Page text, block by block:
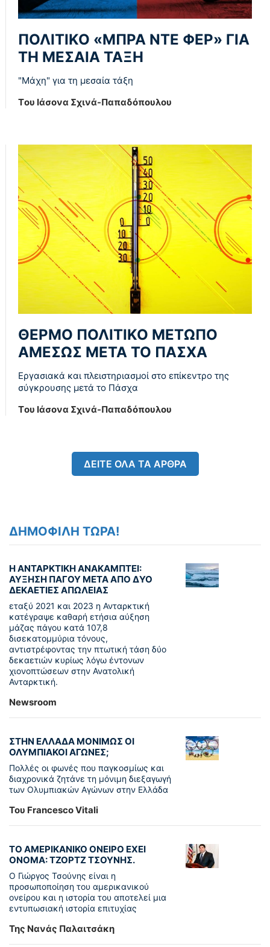
ΠΟΛΙΤΙΚΟ «ΜΠΡΑ ΝΤΕ ΦΕΡ» ΓΙΑ
ΤΗ ΜΕΣΑΙΑ ΤΑΞΗ
"Μάχη" για τη μεσαία τάξη
Tου Ιάσονα Σχινά-Παπαδόπουλου
ΘΕΡΜΟ ΠΟΛΙΤΙΚΟ ΜΕΤΩΠΟ
ΑΜΕΣΩΣ ΜΕΤΑ ΤΟ ΠΑΣΧΑ
Εργασιακά και πλειστηριασμοί στο επίκεντρο της
σύγκρουσης μετά το Πάσχα
Tου Ιάσονα Σχινά-Παπαδόπουλου
ΔΕΙΤΕ ΟΛΑ ΤΑ ΑΡΘΡΑ
ΔΗΜΟΦΙΛΗ ΤΩΡΑ!
Η ΑΝΤΑΡΚΤΙΚΗ ΑΝΑΚΑΜΠΤΕΙ:
ΑΥΞΗΣΗ ΠΑΓΟΥ ΜΕΤΑ ΑΠΟ ΔΥΟ
ΔΕΚΑΕΤΙΕΣ ΑΠΩΛΕΙΑΣ
εταξύ 2021 και 2023 η Ανταρκτική
κατέγραψε καθαρή ετήσια αύξηση
μάζας πάγου κατά 107,8
δισεκατομμύρια τόνους,
αντιστρέφοντας την πτωτική τάση δύο
δεκαετιών κυρίως λόγω έντονων
χιονοπτώσεων στην Ανατολική
Ανταρκτική.
Newsroom
ΣΤΗΝ ΕΛΛΑΔΑ ΜΟΝΙΜΩΣ ΟΙ
ΟΛΥΜΠΙΑΚΟΙ ΑΓΩΝΕΣ;
Πολλές οι φωνές που παγκοσμίως και
διαχρονικά ζητάνε τη μόνιμη διεξαγωγή
των Ολυμπιακών Αγώνων στην Ελλάδα
Του Francesco Vitali
ΤΟ ΑΜΕΡΙΚΑΝΙΚΟ ΟΝΕΙΡΟ ΕΧΕΙ
ΟΝΟΜΑ: ΤΖΟΡΤΖ ΤΣΟΥΝΗΣ.
Ο Γιώργος Τσούνης είναι η
προσωποποίηση του αμερικανικού
ονείρου και η ιστορία του αποτελεί μια
εντυπωσιακή ιστορία επιτυχίας
Της Νανάς Παλαιτσάκη